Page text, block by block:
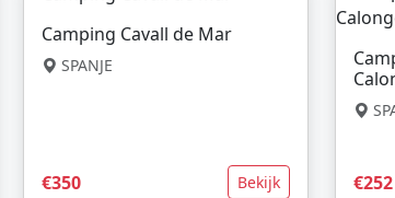
Camping Cavall de Mar
SPANJE
€350 Bekijk €252